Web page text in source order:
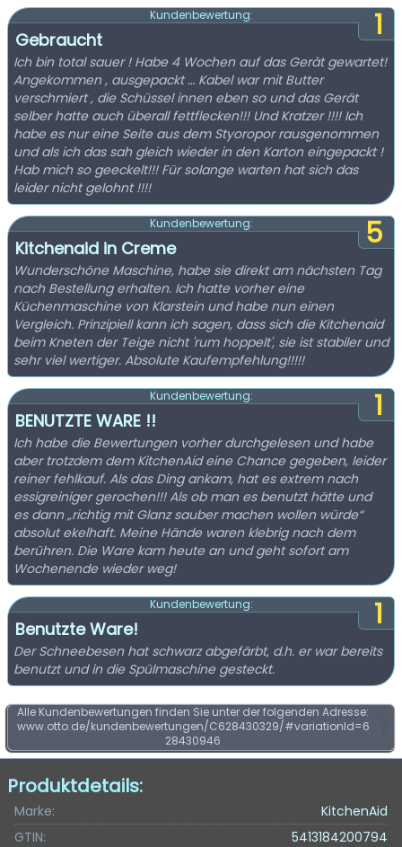
1
Kundenbewertung:
Gebraucht
Ich bin total sauer ! Habe 4 Wochen auf das Geràt gewartet!
Angekommen , ausgepackt … Kabel war mit Butter
verschmiert , die Schüssel innen eben so und das Gerät
selber hatte auch überall fettflecken!!! Und Kratzer !!!! Ich
habe es nur eine Seite aus dem Styoropor rausgenommen
und als ich das sah gleich wieder in den Karton eingepackt !
Hab mich so geeckelt!!! Für solange warten hat sich das
leider nicht gelohnt !!!!
5
Kundenbewertung:
Kitchenaid in Creme
Wunderschöne Maschine, habe sie direkt am nächsten Tag
nach Bestellung erhalten. Ich hatte vorher eine
Küchenmaschine von Klarstein und habe nun einen
Vergleich. Prinzipiell kann ich sagen, dass sich die Kitchenaid
beim Kneten der Teige nicht 'rum hoppelt', sie ist stabiler und
sehr viel wertiger. Absolute Kaufempfehlung!!!!!
1
Kundenbewertung:
BENUTZTE WARE !!
Ich habe die Bewertungen vorher durchgelesen und habe
aber trotzdem dem KitchenAid eine Chance gegeben, leider
reiner fehlkauf. Als das Ding ankam, hat es extrem nach
essigreiniger gerochen!!! Als ob man es benutzt hätte und
es dann „richtig mit Glanz sauber machen wollen würde“
absolut ekelhaft. Meine Hände waren klebrig nach dem
berühren. Die Ware kam heute an und geht sofort am
Wochenende wieder weg!
1
Kundenbewertung:
Benutzte Ware!
Der Schneebesen hat schwarz abgefärbt, d.h. er war bereits
benutzt und in die Spülmaschine gesteckt.
Alle Kundenbewertungen finden Sie unter der folgenden Adresse:
www.otto.de/kundenbewertungen/C628430329/#variationId=6
28430946
Produktdetails:
Marke:
KitchenAid
GTIN:
5413184200794